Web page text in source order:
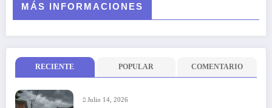
MÁS INFORMACIONES
RECIENTE POPULAR COMENTARIO
Julio 14, 2026